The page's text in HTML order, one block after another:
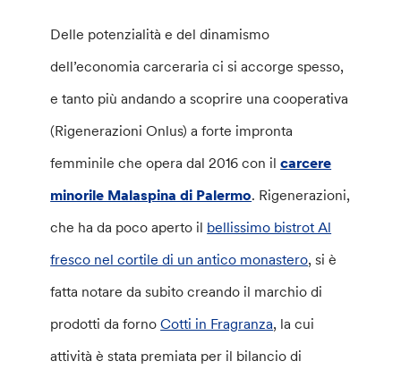
Delle potenzialità e del dinamismo
dell’economia carceraria ci si accorge spesso,
e tanto più andando a scoprire una cooperativa
(Rigenerazioni Onlus) a forte impronta
femminile che opera dal 2016 con ilcarcere
minorile Malaspina di Palermo. Rigenerazioni,
che ha da poco aperto il bellissimo bistrot Al
fresco nel cortile di un antico monastero, si è
fatta notare da subito creando il marchio di
prodotti da fornoCotti in Fragranza, la cui
attività è stata premiata per il bilancio di